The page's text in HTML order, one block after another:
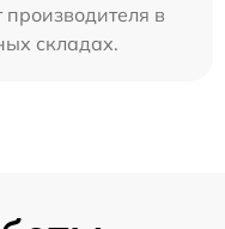
производителя в
складах.